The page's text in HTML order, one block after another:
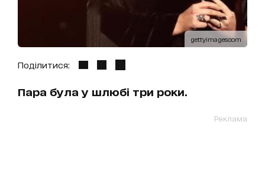
gettyimages.com
Поділитися:
Пара була у шлюбі три роки.
Реклама